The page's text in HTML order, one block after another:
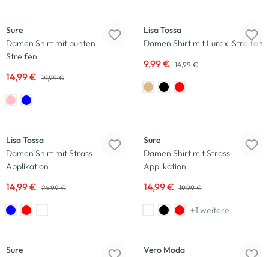
Sure
Damen Shirt mit bunten
Streifen
14,99 € 19,99 €
Lisa Tossa
Damen Shirt mit Lurex-Streifen
9,99 € 14,99 €
Lisa Tossa
Damen Shirt mit Strass-
Applikation
14,99 € 24,99 €
Sure
Damen Shirt mit Strass-
Applikation
14,99 € 19,99 €
+1 weitere
Sure
Vero Moda